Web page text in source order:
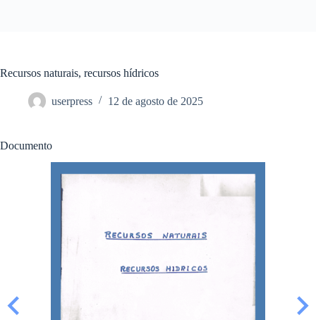
Recursos naturais, recursos hídricos
userpress 12 de agosto de 2025
Documento